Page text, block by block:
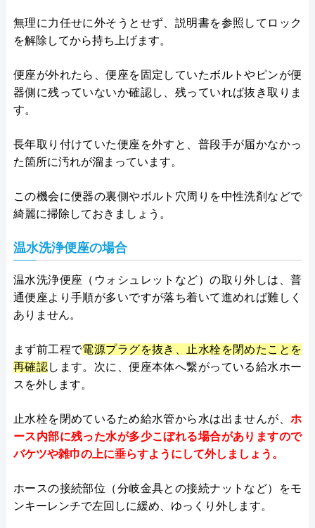
無理に力任せに外そうとせず、説明書を参照してロック
を解除してから持ち上げます。
便座が外れたら、便座を固定していたボルトやピンが便
器側に残っていないか確認し、残っていれば抜き取りま
す。
長年取り付けていた便座を外すと、普段手が届かなかっ
た箇所に汚れが溜まっています。
この機会に便器の裏側やボルト穴周りを中性洗剤などで
綺麗に掃除しておきましょう。
温水洗浄便座の場合
温水洗浄便座（ウォシュレットなど）の取り外しは、普
通便座より手順が多いですが落ち着いて進めれば難しく
ありません。
まず前工程で電源プラグを抜き、止水栓を閉めたことを
再確認します。次に、便座本体へ繋がっている給水ホー
スを外します。
止水栓を閉めているため給水管から水は出ませんが、ホ
ース内部に残った水が多少こぼれる場合がありますので
バケツや雑巾の上に垂らすようにして外しましょう。
ホースの接続部位（分岐金具との接続ナットなど）をモ
ンキーレンチで左回しに緩め、ゆっくり外します。